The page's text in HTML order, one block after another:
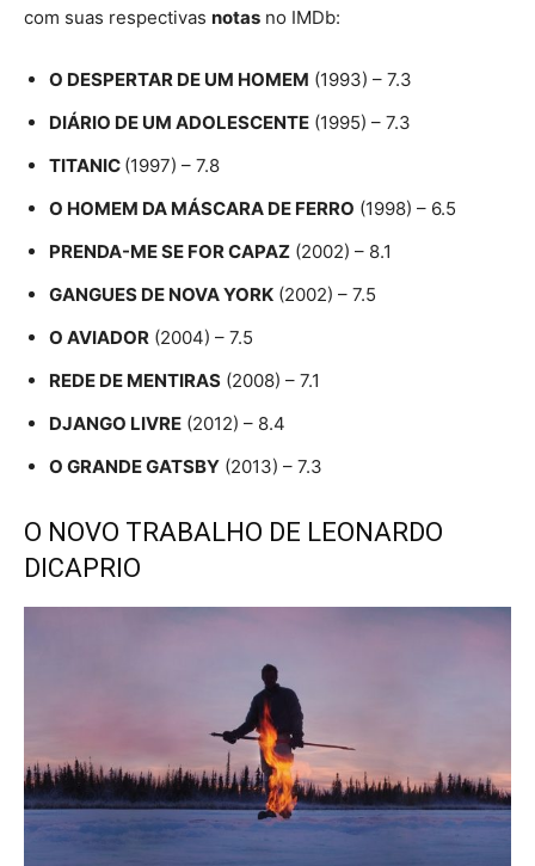
com suas respectivas notas no IMDb:
O DESPERTAR DE UM HOMEM (1993) – 7.3
DIÁRIO DE UM ADOLESCENTE (1995) – 7.3
TITANIC (1997) – 7.8
O HOMEM DA MÁSCARA DE FERRO (1998) – 6.5
PRENDA-ME SE FOR CAPAZ (2002) – 8.1
GANGUES DE NOVA YORK (2002) – 7.5
O AVIADOR (2004) – 7.5
REDE DE MENTIRAS (2008) – 7.1
DJANGO LIVRE (2012) – 8.4
O GRANDE GATSBY (2013) – 7.3
O NOVO TRABALHO DE LEONARDO
DICAPRIO